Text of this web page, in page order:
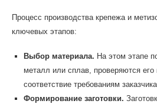
Процесс производства крепежа и
ключевых этапов:
Выбор материала. На этом этапе
металл или сплав, проверяются его
соответствие требованиям
Формирование заготовки.